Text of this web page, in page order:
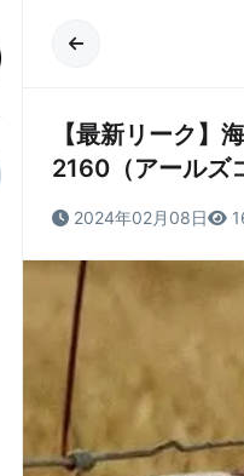
【最新リーク
2160（アールズ
2024年02月08日